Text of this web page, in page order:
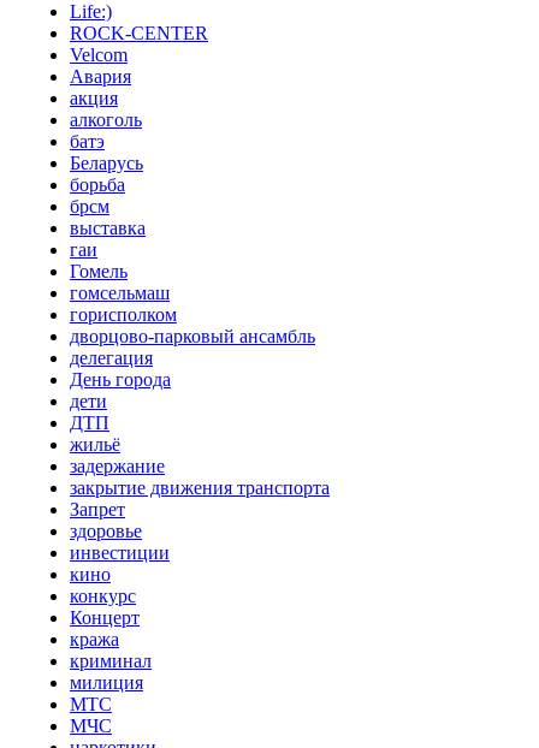
Life:)
ROCK-CENTER
Velcom
Авария
акция
алкоголь
батэ
Беларусь
борьба
брсм
выставка
гаи
Гомель
гомсельмаш
горисполком
дворцово-парковый ансамбль
делегация
День города
дети
ДТП
жильё
задержание
закрытие движения транспорта
Запрет
здоровье
инвестиции
кино
конкурс
Концерт
кража
криминал
милиция
МТС
МЧС